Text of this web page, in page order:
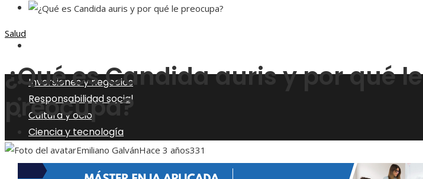
Cultura y ocio
Inversiones y negocios
Responsabilidad social
Cultura y ocio
Ciencia y tecnología
Salud
¿Qué es Candida auris y por qué le
preocupa?
Emiliano GalvánHace 3 años331